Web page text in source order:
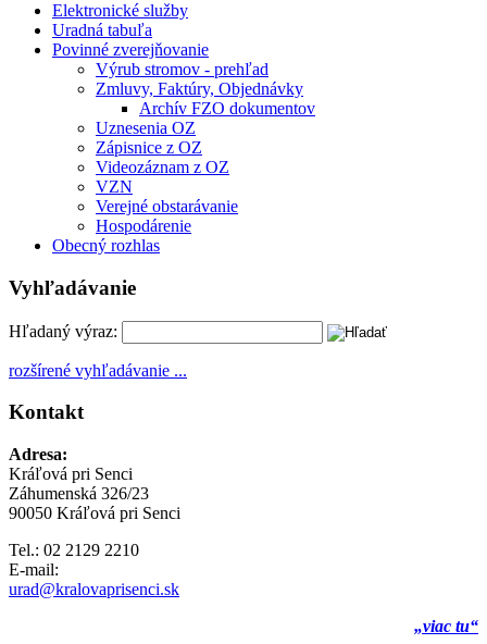
Elektronické služby
Uradná tabuľa
Povinné zverejňovanie
Výrub stromov - prehľad
Zmluvy, Faktúry, Objednávky
Archív FZO dokumentov
Uznesenia OZ
Zápisnice z OZ
Videozáznam z OZ
VZN
Verejné obstarávanie
Hospodárenie
Obecný rozhlas
Vyhľadávanie
Hľadaný výraz:
rozšírené vyhľadávanie ...
Kontakt
Adresa:
Kráľová pri Senci
Záhumenská 326/23
90050 Kráľová pri Senci
Tel.: 02 2129 2210
E-mail:
urad@kralovaprisenci.sk
„viac tu“